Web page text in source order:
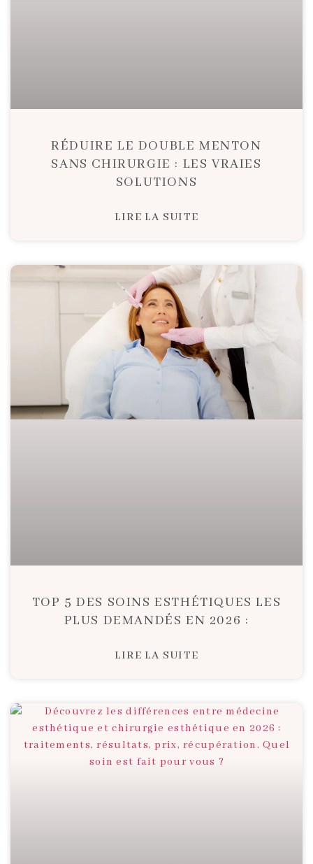
RÉDUIRE LE DOUBLE MENTON
SANS CHIRURGIE : LES VRAIES
SOLUTIONS
LIRE LA SUITE
TOP 5 DES SOINS ESTHÉTIQUES LES
PLUS DEMANDÉS EN 2026 :
LIRE LA SUITE